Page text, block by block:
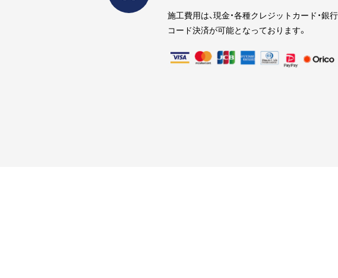
施工費用は、現金・各種クレジットカード・銀
コード決済が可能となっております。